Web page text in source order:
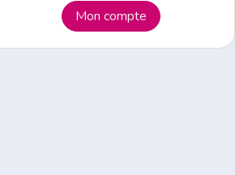
Mon compte